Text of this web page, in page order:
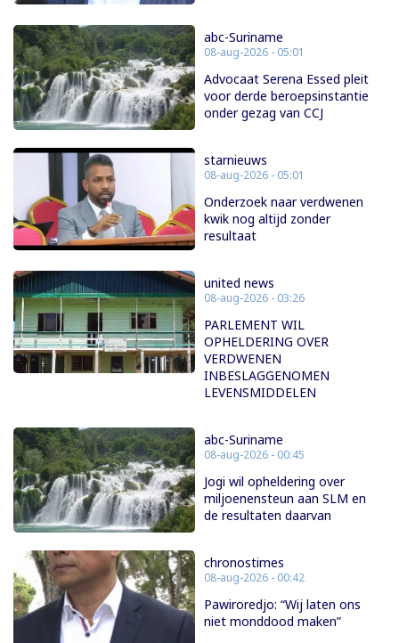
abc-Suriname
08-aug-2026 - 05:01
Advocaat Serena Essed pleit
voor derde beroepsinstantie
onder gezag van CCJ
starnieuws
08-aug-2026 - 05:01
Onderzoek naar verdwenen
kwik nog altijd zonder
resultaat
united news
08-aug-2026 - 03:26
PARLEMENT WIL
OPHELDERING OVER
VERDWENEN
INBESLAGGENOMEN
LEVENSMIDDELEN
abc-Suriname
08-aug-2026 - 00:45
Jogi wil opheldering over
miljoenensteun aan SLM en
de resultaten daarvan
chronostimes
08-aug-2026 - 00:42
Pawiroredjo: “Wij laten ons
niet monddood maken”